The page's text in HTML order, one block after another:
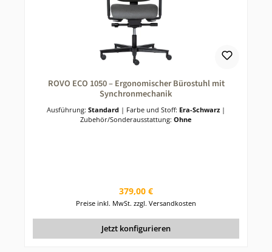
ROVO ECO 1050 – Ergonomischer Bürostuhl mit
Synchronmechanik
Ausführung: Standard | Farbe und Stoff: Era-Schwarz |
Zubehör/Sonderausstattung: Ohne
Regulärer Preis:
379,00 €
Preise inkl. MwSt. zzgl. Versandkosten
Jetzt konfigurieren